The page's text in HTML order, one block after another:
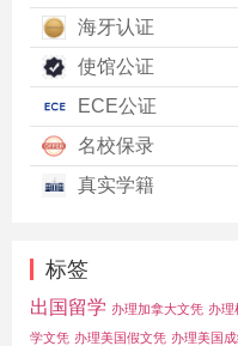
海牙认证
使馆公证
ECE公证
名校保录
真实学籍
标签
出国留学 办理加拿大文凭 办理
学文凭 办理美国假文凭 办理美国